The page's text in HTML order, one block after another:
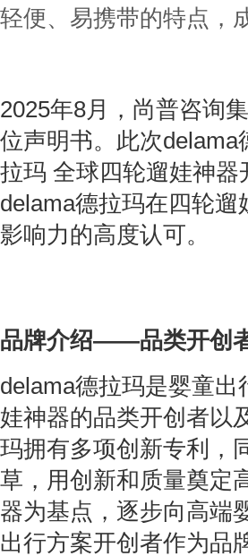
轻便、易携带的特点，
2025年8月，尚普咨询
位声明书。此次
拉玛 全球四轮遛娃神
delama德拉玛在四轮
影响力的高度认可。
品牌介绍——品类开创
delama德拉玛是婴童
娃神器的品类开创者以
玛拥有多项创新专利，
草，用创新和质量奠定
器为基点，逐步向高端
出行方案开创者作为品